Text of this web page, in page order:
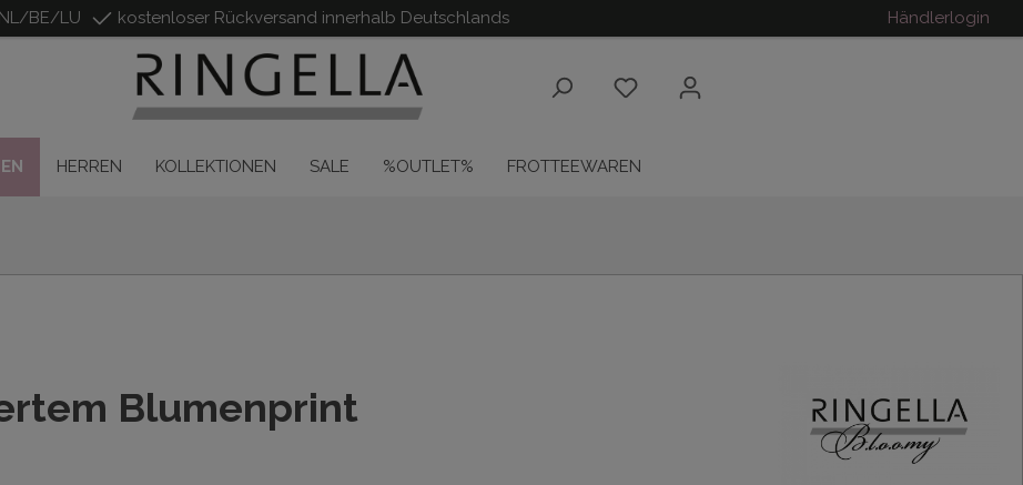
BE/LU kostenloser Rückversand innerhalb Deutschlands Händlerlogin
HERREN KOLLEKTIONEN SALE %OUTLET% FROTTEEWAREN
Blumenprint